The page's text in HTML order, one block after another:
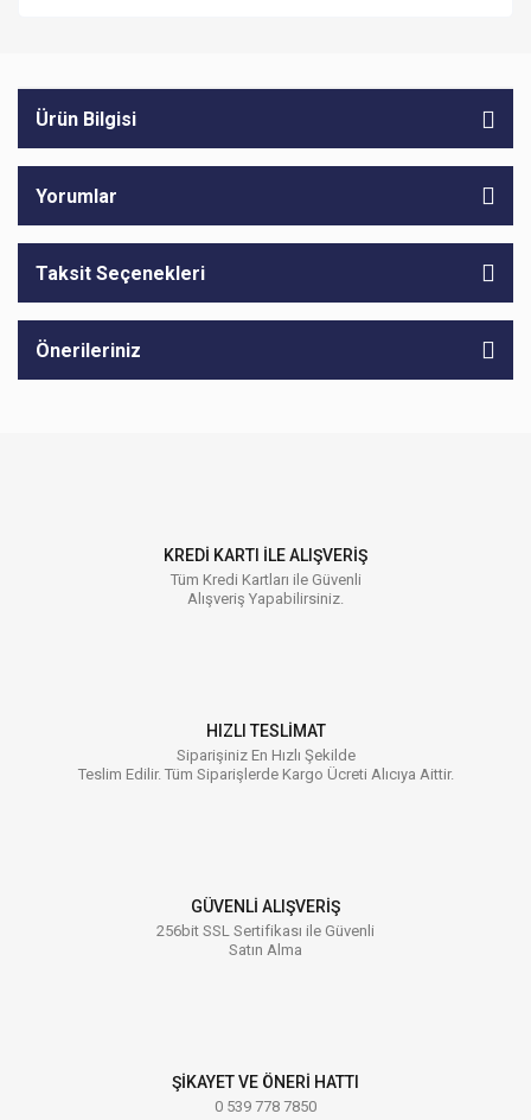
Ürün Bilgisi
Yorumlar
Taksit Seçenekleri
Önerileriniz
KREDİ KARTI İLE ALIŞVERİŞ
Tüm Kredi Kartları ile Güvenli
Alışveriş Yapabilirsiniz.
HIZLI TESLİMAT
Siparişiniz En Hızlı Şekilde
Teslim Edilir. Tüm Siparişlerde Kargo Ücreti Alıcıya Aittir.
GÜVENLİ ALIŞVERİŞ
256bit SSL Sertifikası ile Güvenli
Satın Alma
ŞİKAYET VE ÖNERİ HATTI
0 539 778 7850